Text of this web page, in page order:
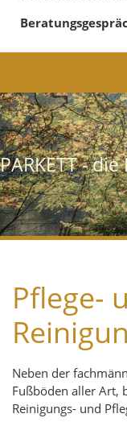
PARKETT -
Pflege-
Neben der
Fußböden aller Art,
Reinigungs- und